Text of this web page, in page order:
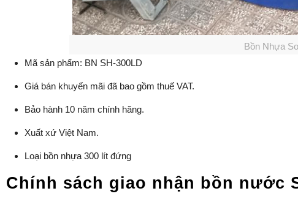
Bồn Nhựa
Mã sản phẩm: BN SH-300LD
Giá bán khuyến mãi đã bao gồm thuế VAT.
Bảo hành 10 năm chính hãng.
Xuất xứ Việt Nam.
Loại bồn nhựa 300 lít đứng
Chính sách giao nhận bồn nước